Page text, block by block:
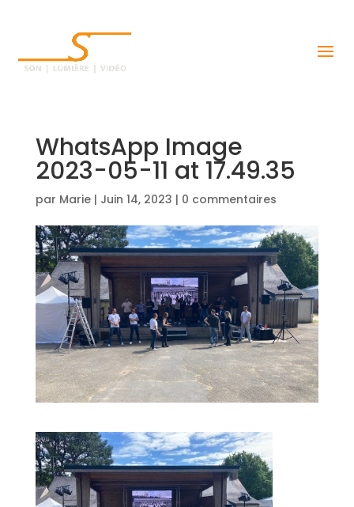
WhatsApp Image
2023-05-11 at 17.49.35
par Marie| Juin 14, 2023 | 0 commentaires